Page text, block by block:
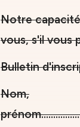
Notre
vous, s'il vous
Bulletin
Nom,